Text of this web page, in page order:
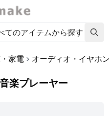
家電 オーディオ・イヤホ
楽プレーヤー